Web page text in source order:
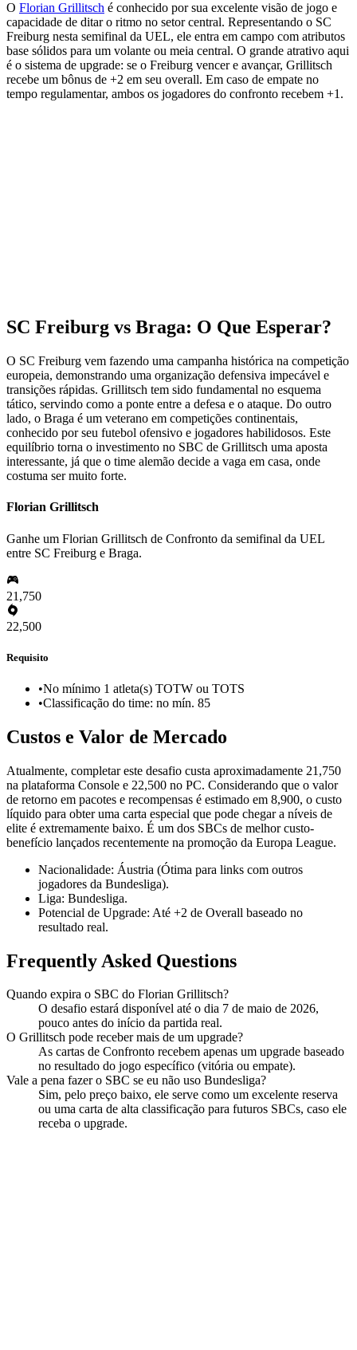
O Florian Grillitsch é conhecido por sua excelente visão de jogo e
capacidade de ditar o ritmo no setor central. Representando o SC
Freiburg nesta semifinal da UEL, ele entra em campo com atributos
base sólidos para um volante ou meia central. O grande atrativo aqui
é o sistema de upgrade: se o Freiburg vencer e avançar, Grillitsch
recebe um bônus de +2 em seu overall. Em caso de empate no
tempo regulamentar, ambos os jogadores do confronto recebem +1.
SC Freiburg vs Braga: O Que Esperar?
O SC Freiburg vem fazendo uma campanha histórica na competição
europeia, demonstrando uma organização defensiva impecável e
transições rápidas. Grillitsch tem sido fundamental no esquema
tático, servindo como a ponte entre a defesa e o ataque. Do outro
lado, o Braga é um veterano em competições continentais,
conhecido por seu futebol ofensivo e jogadores habilidosos. Este
equilíbrio torna o investimento no SBC de Grillitsch uma aposta
interessante, já que o time alemão decide a vaga em casa, onde
costuma ser muito forte.
Florian Grillitsch
Ganhe um Florian Grillitsch de Confronto da semifinal da UEL
entre SC Freiburg e Braga.
21,750
22,500
Requisito
•No mínimo 1 atleta(s) TOTW ou TOTS
•Classificação do time: no mín. 85
Custos e Valor de Mercado
Atualmente, completar este desafio custa aproximadamente 21,750
na plataforma Console e 22,500 no PC. Considerando que o valor
de retorno em pacotes e recompensas é estimado em 8,900, o custo
líquido para obter uma carta especial que pode chegar a níveis de
elite é extremamente baixo. É um dos SBCs de melhor custo-
benefício lançados recentemente na promoção da Europa League.
Nacionalidade: Áustria (Ótima para links com outros
jogadores da Bundesliga).
Liga: Bundesliga.
Potencial de Upgrade: Até +2 de Overall baseado no
resultado real.
Frequently Asked Questions
Quando expira o SBC do Florian Grillitsch?
O desafio estará disponível até o dia 7 de maio de 2026,
pouco antes do início da partida real.
O Grillitsch pode receber mais de um upgrade?
As cartas de Confronto recebem apenas um upgrade baseado
no resultado do jogo específico (vitória ou empate).
Vale a pena fazer o SBC se eu não uso Bundesliga?
Sim, pelo preço baixo, ele serve como um excelente reserva
ou uma carta de alta classificação para futuros SBCs, caso ele
receba o upgrade.